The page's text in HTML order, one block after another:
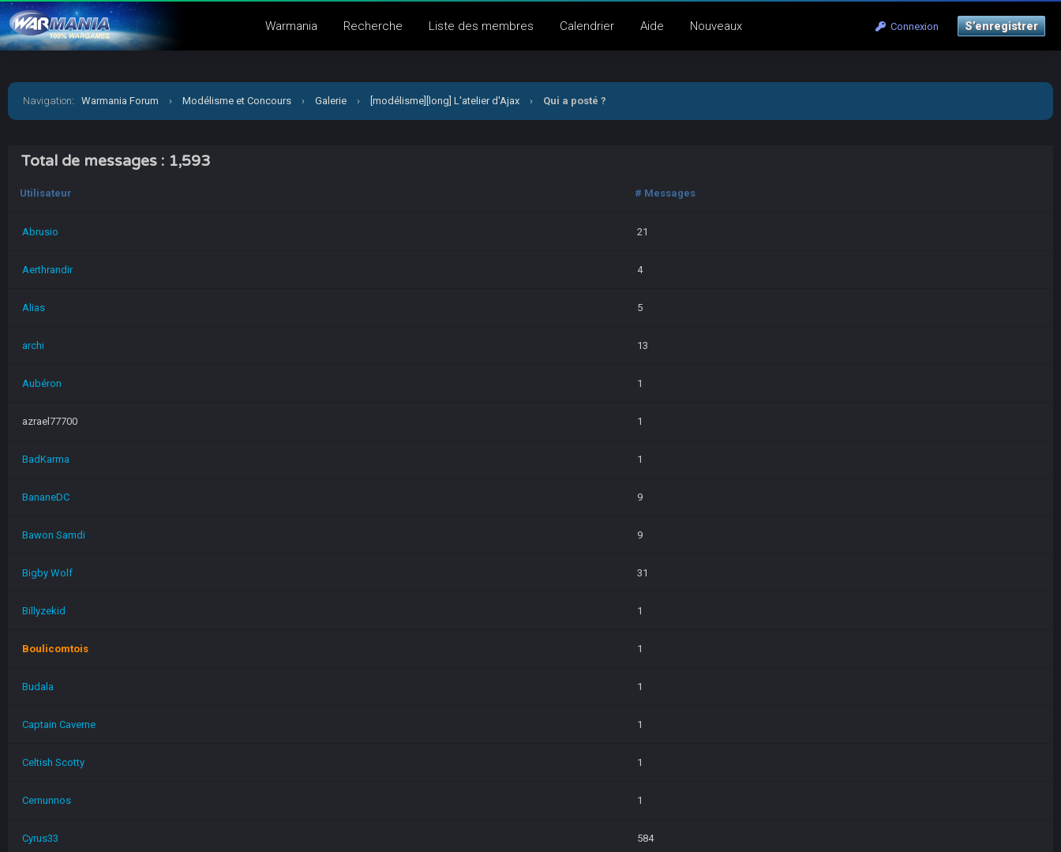
Connexion S’enregistrer
Warmania Recherche Liste des membres Calendrier Aide Nouveaux
Navigation: Warmania Forum › Modélisme et Concours › Galerie › [modélisme][long] L'atelier d'Ajax › Qui a posté ?
Total de messages : 1,593
Utilisateur # Messages
Abrusio 21
Aerthrandir 4
Alias 5
archi 13
Aubéron 1
azrael77700 1
BadKarma 1
BananeDC 9
Bawon Samdi 9
Bigby Wolf 31
Billyzekid 1
Boulicomtois 1
Budala 1
Captain Caverne 1
Celtish Scotty 1
Cernunnos 1
Cyrus33 584